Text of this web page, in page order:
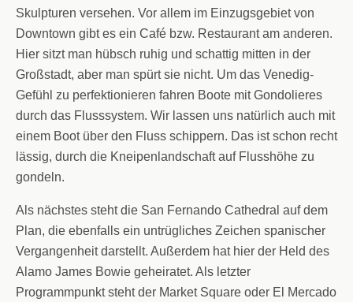
Skulpturen versehen. Vor allem im Einzugsgebiet von
Downtown gibt es ein Café bzw. Restaurant am anderen.
Hier sitzt man hübsch ruhig und schattig mitten in der
Großstadt, aber man spürt sie nicht. Um das Venedig-
Gefühl zu perfektionieren fahren Boote mit Gondolieres
durch das Flusssystem. Wir lassen uns natürlich auch mit
einem Boot über den Fluss schippern. Das ist schon recht
lässig, durch die Kneipenlandschaft auf Flusshöhe zu
gondeln.
Als nächstes steht die San Fernando Cathedral auf dem
Plan, die ebenfalls ein untrügliches Zeichen spanischer
Vergangenheit darstellt. Außerdem hat hier der Held des
Alamo James Bowie geheiratet. Als letzter
Programmpunkt steht der Market Square oder El Mercado